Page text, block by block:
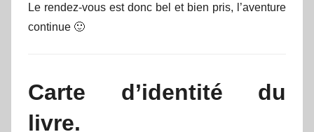
Le rendez-vous est donc bel et bien pris, l’aventure
continue 🙂
Carte d’identité du
livre.